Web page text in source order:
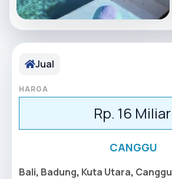
Jual
HARGA
Rp. 16 Miliar
CANGGU
Bali, Badung, Kuta Utara, Canggu